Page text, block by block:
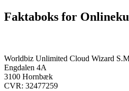
Faktaboks for
Worldbiz Unlimited Cloud Wizard
Engdalen 4A
3100 Hornbæk
CVR: 32477259